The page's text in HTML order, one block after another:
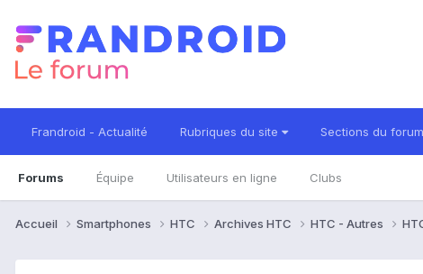
Frandroid - Actualité Rubriques du site Sections du forum
Forums Équipe Utilisateurs en ligne Clubs
Accueil Smartphones HTC Archives HTC HTC - Autres